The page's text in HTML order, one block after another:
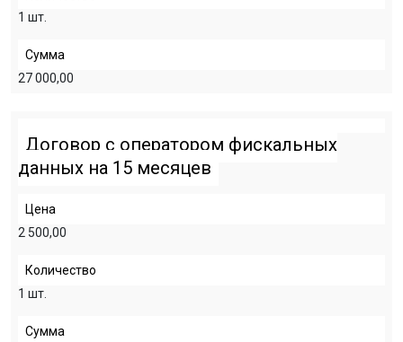
1 шт.
Сумма
27 000,00
Договор с оператором фискальных
данных на 15 месяцев
Цена
2 500,00
Количество
1 шт.
Сумма